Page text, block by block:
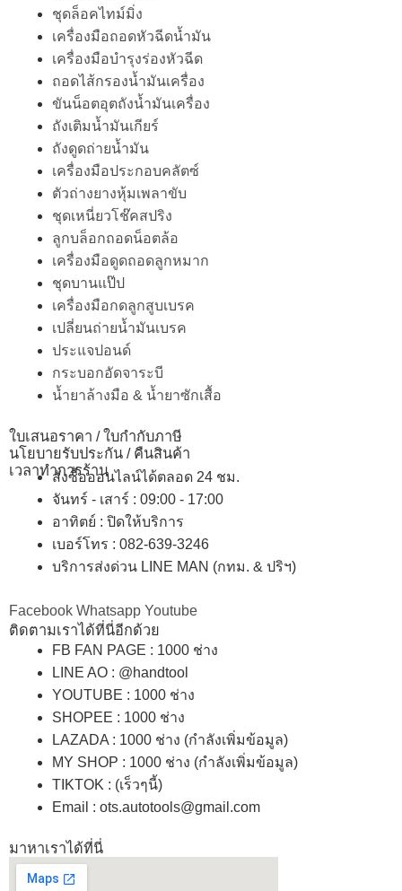
ชุดล็อคไทม์มิ่ง
เครื่องมือถอดหัวฉีดน้ำมัน
เครื่องมือบำรุงร่องหัวฉีด
ถอดไส้กรองน้ำมันเครื่อง
ขันน็อตอุตถังน้ำมันเครื่อง
ถังเติมน้ำมันเกียร์
ถังดูดถ่ายน้ำมัน
เครื่องมือประกอบคลัตซ์
ตัวถ่างยางหุ้มเพลาขับ
ชุดเหนี่ยวโช๊คสปริง
ลูกบล็อกถอดน็อตล้อ
เครื่องมือดูดถอดลูกหมาก
ชุดบานแป๊ป
เครื่องมือกดลูกสูบเบรค
เปลี่ยนถ่ายน้ำมันเบรค
ประแจปอนด์
กระบอกอัดจาระบี
น้ำยาล้างมือ & น้ำยาซักเสื้อ
ใบเสนอราคา / ใบกำกับภาษี
นโยบายรับประกัน / คืนสินค้า
เวลาทำการร้าน
สั่งซื้อออนไลน์ได้ตลอด 24 ชม.
จันทร์ - เสาร์ : 09:00 - 17:00
อาทิตย์ : ปิดให้บริการ
เบอร์โทร : 082-639-3246
บริการส่งด่วน LINE MAN (กทม. & ปริฯ)
Facebook Whatsapp Youtube
ติดตามเราได้ที่นี่อีกด้วย
FB FAN PAGE : 1000 ช่าง
LINE AO : @handtool
YOUTUBE : 1000 ช่าง
SHOPEE : 1000 ช่าง
LAZADA : 1000 ช่าง (กำลังเพิ่มข้อมูล)
MY SHOP : 1000 ช่าง (กำลังเพิ่มข้อมูล)
TIKTOK : (เร็วๆนี้)
Email : ots.autotools@gmail.com
มาหาเราได้ที่นี่